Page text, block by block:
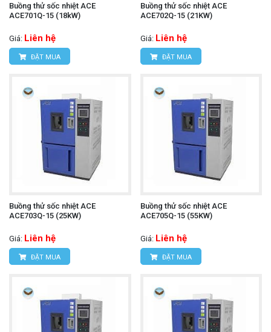
Buồng thử sốc nhiệt ACE
ACE701Q-15 (18kW)
Giá: Liên hệ
ĐẶT MUA
Buồng thử sốc nhiệt ACE
ACE702Q-15 (21KW)
Giá: Liên hệ
ĐẶT MUA
Buồng thử sốc nhiệt ACE
ACE703Q-15 (25KW)
Giá: Liên hệ
ĐẶT MUA
Buồng thử sốc nhiệt ACE
ACE705Q-15 (55KW)
Giá: Liên hệ
ĐẶT MUA